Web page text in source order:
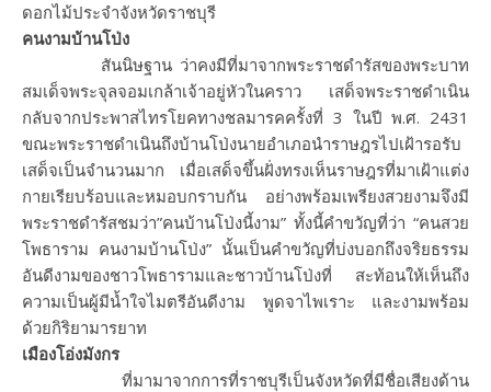
ดอกไม้ประจำจังหวัดราชบุรี
คนงามบ้านโป่ง
สันนิษฐาน ว่าคงมีที่มาจากพระราชดำรัสของพระบาท
สมเด็จพระจุลจอมเกล้าเจ้าอยู่หัวในคราว เสด็จพระราชดำเนิน
กลับจากประพาสไทรโยคทางชลมารคครั้งที่ 3 ในปี พ.ศ. 2431
ขณะพระราชดำเนินถึงบ้านโป่งนายอำเภอนำราษฎรไปเฝ้ารอรับ
เสด็จเป็นจำนวนมาก เมื่อเสด็จขึ้นฝั่งทรงเห็นราษฎรที่มาเฝ้าแต่ง
กายเรียบร้อบและหมอบกราบกัน อย่างพร้อมเพรียงสวยงามจึงมี
พระราชดำรัสชมว่า”คนบ้านโป่งนี้งาม” ทั้งนี้คำขวัญที่ว่า “คนสวย
โพธาราม คนงามบ้านโป่ง” นั้นเป็นคำขวัญที่บ่งบอกถึงจริยธรรม
อันดีงามของชาวโพธารามและชาวบ้านโป่งที่ สะท้อนให้เห็นถึง
ความเป็นผู้มีน้ำใจไมตรีอันดีงาม พูดจาไพเราะ และงามพร้อม
ด้วยกิริยามารยาท
เมืองโอ่งมังกร
ที่มามาจากการที่ราชบุรีเป็นจังหวัดที่มีชื่อเสียงด้าน